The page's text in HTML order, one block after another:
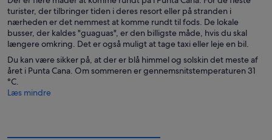
turister, der tilbringer tiden i deres resort eller på stranden i
nærheden er det nemmest at komme rundt til fods. De lokale
busser, der kaldes "guaguas", er den billigste måde, hvis du skal
længere omkring. Det er også muligt at tage taxi eller leje en bil.
Du kan være sikker på, at der er blå himmel og solskin det meste af
året i Punta Cana. Om sommeren er gennemsnitstemperaturen 31
°C.
Læs mindre